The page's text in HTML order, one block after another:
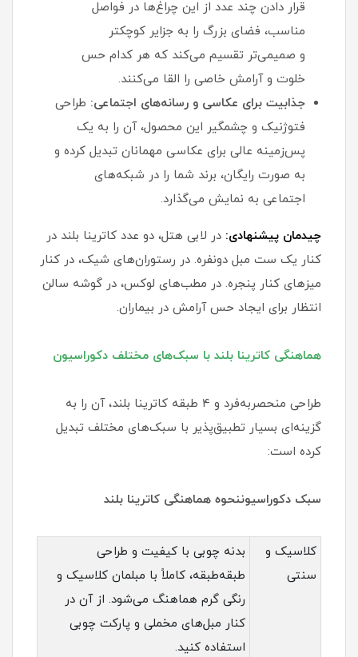
قرار دادن چند عدد از این چراغ‌ها در فواصل
مناسب، فضای بزرگ را به جزایر کوچکتر
و صمیمی‌تر تقسیم می‌کند که هر کدام حس
خلوت و آرامش خاصی را القا می‌کنند.
جذابیت برای عکاسی و رسانه‌های اجتماعی: طراحی
فتوژنیک و چشمگیر این محصول، آن را به یک
پس‌زمینه عالی برای عکاسی مهمانان تبدیل کرده و
به صورت رایگان، برند شما را در شبکه‌های
اجتماعی به نمایش می‌گذارد.
چیدمان پیشنهادی: در لابی هتل، دو عدد کاترینا بلند در
کنار یک ست مبل دونفره. در رستوران‌های شیک، در کنار
میزهای کنار پنجره. در مطب‌های لوکس، در گوشه سالن
انتظار برای ایجاد حس آرامش در بیماران.
هماهنگی کاترینا بلند با سبک‌های مختلف دکوراسیون
طراحی منحصربه‌فرد و ۴ طبقه کاترینا بلند، آن را به
گزینه‌ای بسیار تطبیق‌پذیر با سبک‌های مختلف تبدیل
کرده است:
سبک دکوراسیوننحوه هماهنگی کاترینا بلند
کلاسیک و
سنتی
بدنه چوبی با کیفیت و طراحی
طبقه‌طبقه، کاملاً با مبلمان کلاسیک و
رنگی گرم هماهنگ می‌شود. از آن در
کنار مبل‌های مخملی و پارکت چوبی
استفاده کنید.